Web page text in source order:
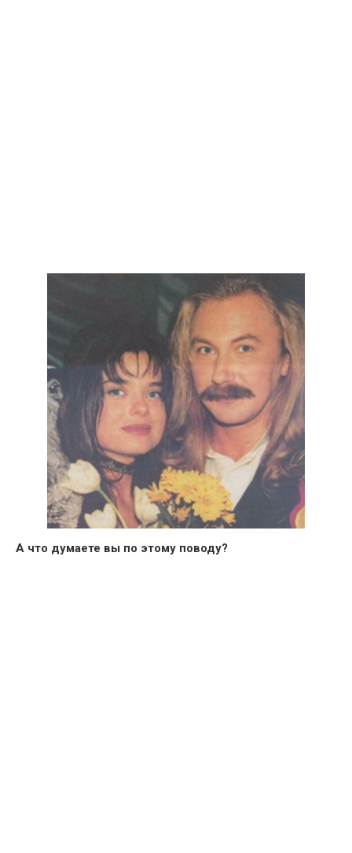
А что думаете вы по этому поводу?